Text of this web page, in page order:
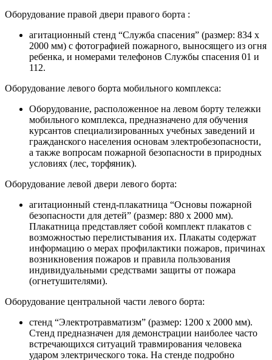
Оборудование правой двери правого борта :
агитационный стенд “Служба спасения” (размер: 834 х
2000 мм) с фотографией пожарного, выносящего из огня
ребенка, и номерами телефонов Службы спасения 01 и
112.
Оборудование левого борта мобильного комплекса:
Оборудование, расположенное на левом борту тележки
мобильного комплекса, предназначено для обучения
курсантов специализированных учебных заведений и
гражданского населения основам электробезопасности,
а также вопросам пожарной безопасности в природных
условиях (лес, торфяник).
Оборудование левой двери левого борта:
агитационный стенд-плакатница “Основы пожарной
безопасности для детей” (размер: 880 х 2000 мм).
Плакатница представляет собой комплект плакатов с
возможностью перелистывания их. Плакаты содержат
информацию о мерах профилактики пожаров, причинах
возникновения пожаров и правила пользования
индивидуальными средствами защиты от пожара
(огнетушителями).
Оборудование центральной части левого борта:
стенд “Электротравматизм” (размер: 1200 х 2000 мм).
Стенд предназначен для демонстрации наиболее часто
встречающихся ситуаций травмирования человека
ударом электрического тока. На стенде подробно